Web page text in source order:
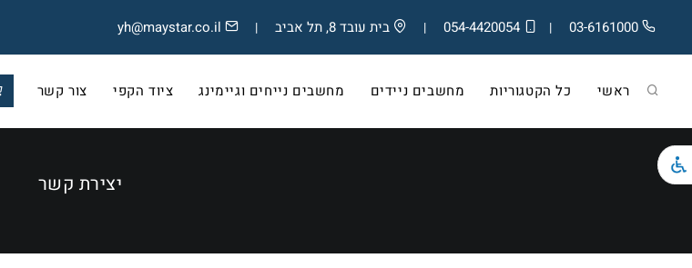
|
| בית עובד 8, תל אביב |
ראשי כל הקטגוריות מחשבים ניידים מחשבים נייחים וגיימינג ציוד הקפי צור קשר
יצירת קשר